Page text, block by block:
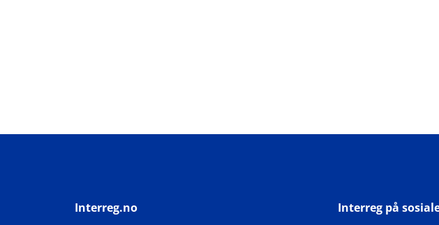
Interreg.no Interreg på